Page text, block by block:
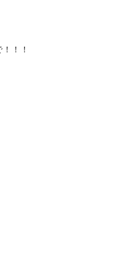
！！